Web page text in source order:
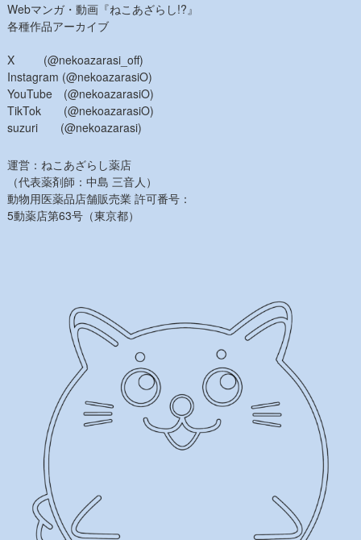
Webマンガ・動画『ねこあざらし!?』
各種作品アーカイブ
X (@nekoazarasi_off)
Instagram (@nekoazarasiO)
YouTube (@nekoazarasiO)
TikTok (@nekoazarasiO)
suzuri (@nekoazarasi)
運営：ねこあざらし薬店
（代表薬剤師：中島 三音人）
動物用医薬品店舗販売業 許可番号：
5動薬店第63号（東京都）